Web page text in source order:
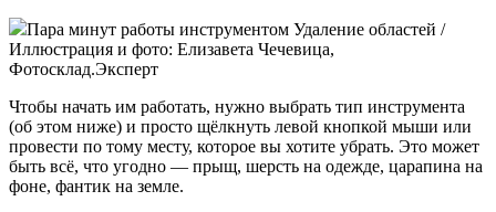
Пара минут работы инструментом Удаление областей /
Иллюстрация и фото: Елизавета Чечевица,
Фотосклад.Эксперт
Чтобы начать им работать, нужно выбрать тип инструмента
(об этом ниже) и просто щёлкнуть левой кнопкой мыши или
провести по тому месту, которое вы хотите убрать. Это может
быть всё, что угодно — прыщ, шерсть на одежде, царапина на
фоне, фантик на земле.